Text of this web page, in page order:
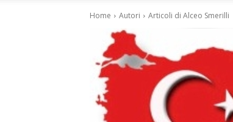
Home Autori Articoli di Alceo Smerilli